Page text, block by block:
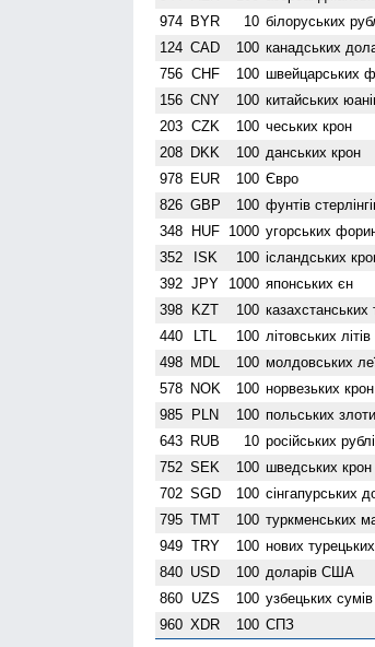
974 BYR 10 білоруських
124 CAD 100 канадських
756 CHF 100 швейцарських
156 CNY 100 китайських
203 CZK 100 чеських крон
208 DKK 100 данських крон
978 EUR 100 Євро
826 GBP 100 фунтів
348 HUF 1000 угорських
352 ISK 100 ісландських
392 JPY 1000 японських єн
398 KZT 100 казахстанських
440 LTL 100 літовських літів
498 MDL 100 молдовських
578 NOK 100 норвезьких крон
985 PLN 100 польських
643 RUB 10 російських
752 SEK 100 шведських крон
702 SGD 100 сінгапурських
795 TMT 100 туркменських
949 TRY 100 нових
840 USD 100 доларів США
860 UZS 100 узбецьких сумів
960 XDR 100 СПЗ